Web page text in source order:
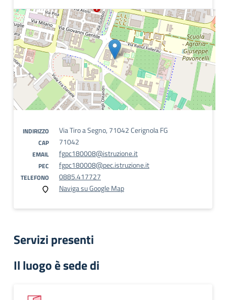
INDIRIZZO Via Tiro a Segno, 71042 Cerignola FG
CAP 71042
EMAIL fgpc180008@istruzione.it
PEC fgpc180008@pec.istruzione.it
TELEFONO
0885.417727
Naviga su Google Map
Servizi presenti
Il luogo è sede di